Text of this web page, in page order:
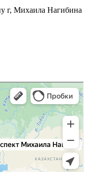
г, Михаила Нагибина